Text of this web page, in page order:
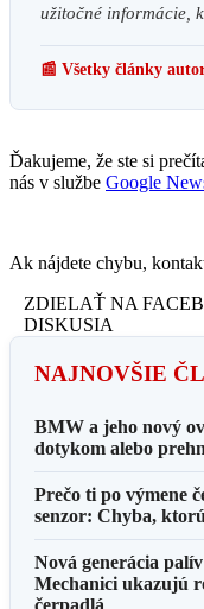
užitočné informácie,
📰 Všetky články
Ďakujeme, že ste si
nás v službe Google
Ak nájdete chybu,
ZDIELAŤ NA
DISKUSIA
NAJNOVŠIE
BMW a jeho nový
dotykom alebo
Prečo ti po výmene
senzor: Chyba,
Nová generácia
Mechanici ukazujú
čerpadlá